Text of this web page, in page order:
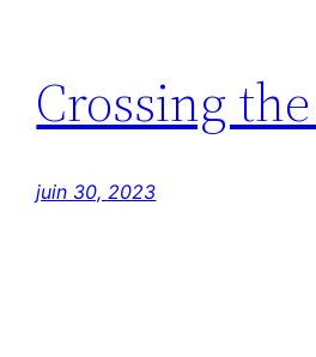
Crossing
juin 30, 2023